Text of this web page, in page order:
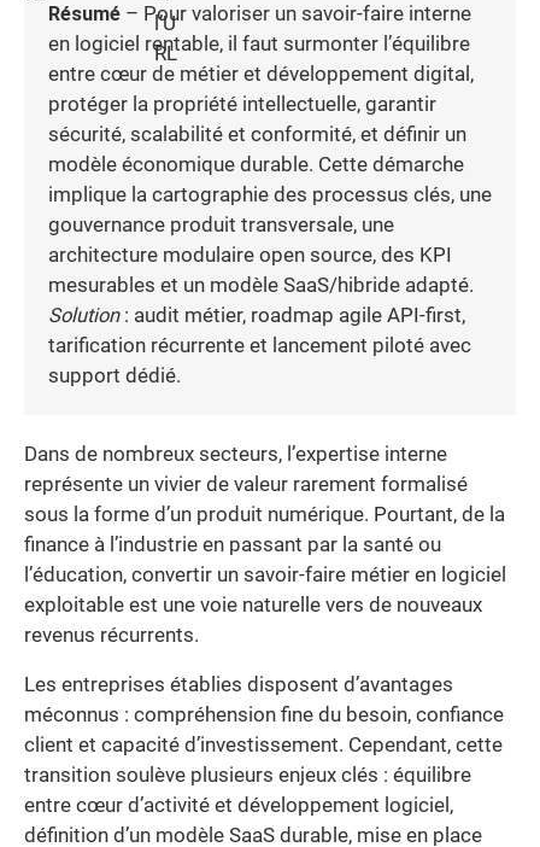
Résumé – Pour valoriser un savoir-faire interne
en logiciel rentable, il faut surmonter l’équilibre
entre cœur de métier et développement digital,
protéger la propriété intellectuelle, garantir
sécurité, scalabilité et conformité, et définir un
modèle économique durable. Cette démarche
implique la cartographie des processus clés, une
gouvernance produit transversale, une
architecture modulaire open source, des KPI
mesurables et un modèle SaaS/hibride adapté.
Solution: audit métier, roadmap agile API-first,
tarification récurrente et lancement piloté avec
support dédié.
Dans de nombreux secteurs, l’expertise interne
représente un vivier de valeur rarement formalisé
sous la forme d’un produit numérique. Pourtant, de la
finance à l’industrie en passant par la santé ou
l’éducation, convertir un savoir-faire métier en logiciel
exploitable est une voie naturelle vers de nouveaux
revenus récurrents.
Les entreprises établies disposent d’avantages
méconnus : compréhension fine du besoin, confiance
client et capacité d’investissement. Cependant, cette
transition soulève plusieurs enjeux clés : équilibre
entre cœur d’activité et développement logiciel,
définition d’un modèle SaaS durable, mise en place